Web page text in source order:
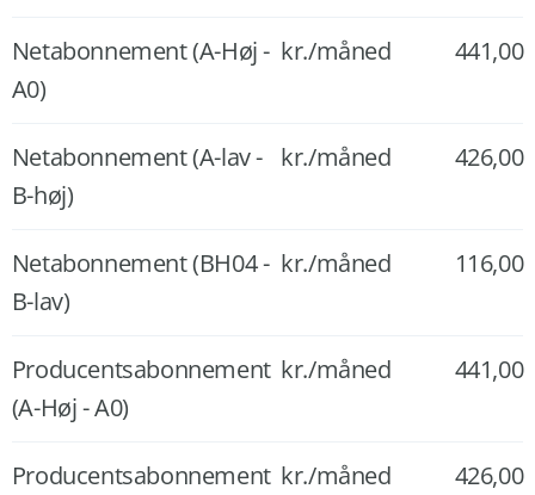
Netabonnement (A-Høj -
A0)
kr./måned 441,00
Netabonnement (A-lav -
B-høj)
kr./måned 426,00
Netabonnement (BH04 -
B-lav)
kr./måned 116,00
Producentsabonnement
(A-Høj - A0)
kr./måned 441,00
Producentsabonnement kr./måned 426,00